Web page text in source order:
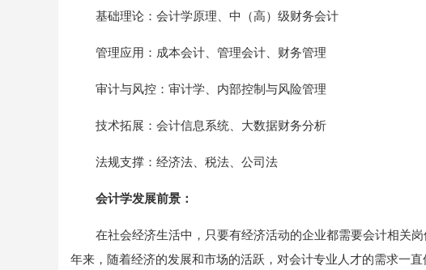
基础理论：会计学原理、中（高）级财务会计
管理应用：成本会计、管理会计、财务管理
审计与风控：审计学、内部控制与风险管理
技术拓展：会计信息系统、大数据财务分析
法规支撑：经济法、税法、公司法
会计学发展前景：
在社会经济生活中，只要有经济活动的企业都需要会计相关
年来，随着经济的发展和市场的活跃，对会计专业人才的需求一